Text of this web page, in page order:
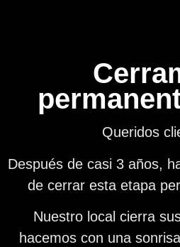
Queridos
Después de casi 3 años,
de cerrar esta etapa
Nuestro local cierra
hacemos con una